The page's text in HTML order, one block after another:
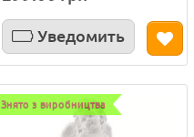
Уведомить
Знято з виробництва